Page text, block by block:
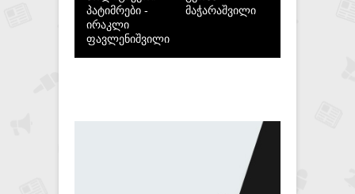
პატიმრები -
ირაკლი
ფავლენიშვილი
მაჭარაშვილი